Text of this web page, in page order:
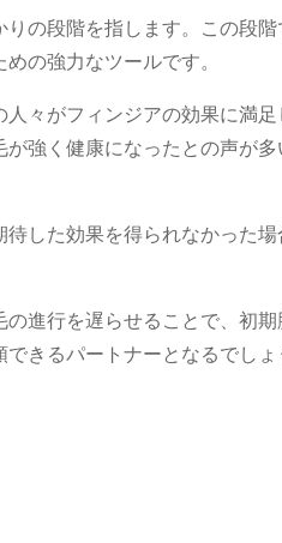
の段階を指します。この段階
の強力なツールです。
々がフィンジアの効果に満足
強く健康になったとの声が
した効果を得られなかった
進行を遅らせることで、初期
きるパートナーとなるでしょ